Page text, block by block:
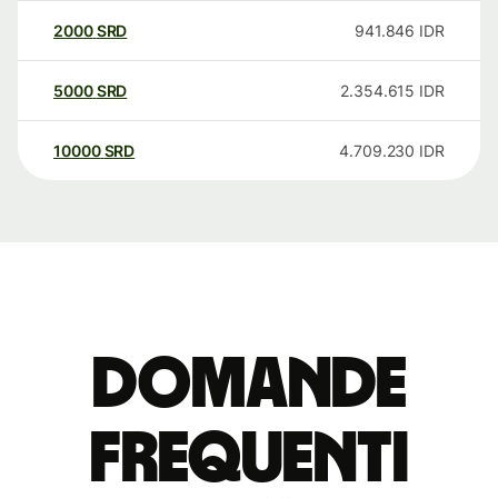
2000SRD 941.846 IDR
5000SRD 2.354.615 IDR
10000 SRD 4.709.230 IDR
Domande
Frequenti